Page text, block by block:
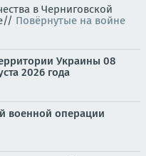
в Черниговской
Повёрнутые на войне
Украины 08
2026 года
военной операции